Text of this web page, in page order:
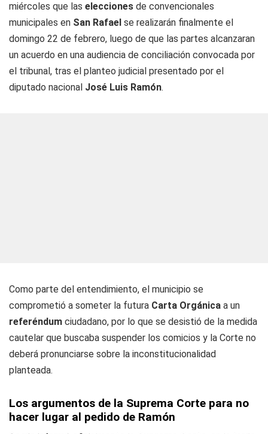
miércoles que las elecciones de convencionales
municipales en San Rafael se realizarán finalmente el
domingo 22 de febrero, luego de que las partes alcanzaran
un acuerdo en una audiencia de conciliación convocada por
el tribunal, tras el planteo judicial presentado por el
diputado nacional José Luis Ramón.
Como parte del entendimiento, el municipio se
comprometió a someter la futura Carta Orgánica a un
referéndum ciudadano, por lo que se desistió de la medida
cautelar que buscaba suspender los comicios y la Corte no
deberá pronunciarse sobre la inconstitucionalidad
planteada.
Los argumentos de la Suprema Corte para no
hacer lugar al pedido de Ramón